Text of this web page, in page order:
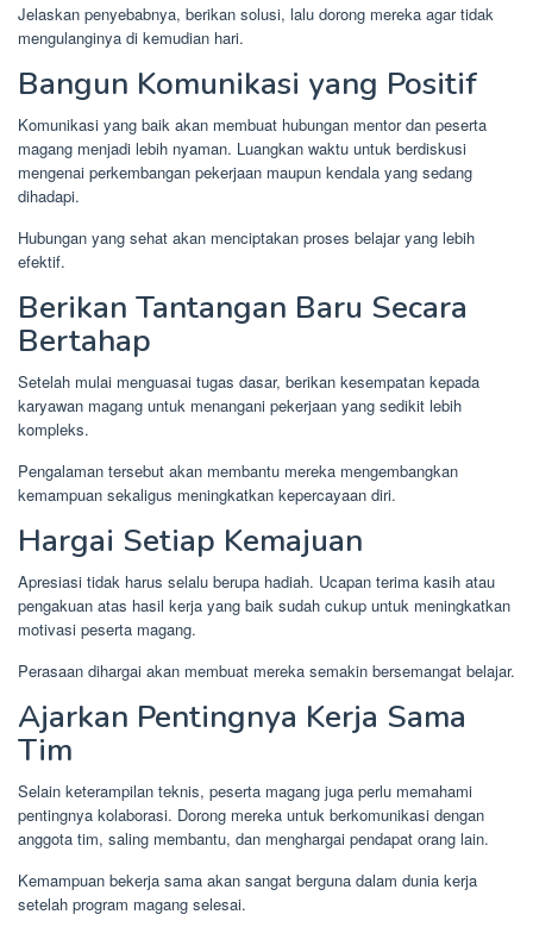
Jelaskan penyebabnya, berikan solusi, lalu dorong mereka agar tidak
mengulanginya di kemudian hari.
Bangun Komunikasi yang Positif
Komunikasi yang baik akan membuat hubungan mentor dan peserta
magang menjadi lebih nyaman. Luangkan waktu untuk berdiskusi
mengenai perkembangan pekerjaan maupun kendala yang sedang
dihadapi.
Hubungan yang sehat akan menciptakan proses belajar yang lebih
efektif.
Berikan Tantangan Baru Secara
Bertahap
Setelah mulai menguasai tugas dasar, berikan kesempatan kepada
karyawan magang untuk menangani pekerjaan yang sedikit lebih
kompleks.
Pengalaman tersebut akan membantu mereka mengembangkan
kemampuan sekaligus meningkatkan kepercayaan diri.
Hargai Setiap Kemajuan
Apresiasi tidak harus selalu berupa hadiah. Ucapan terima kasih atau
pengakuan atas hasil kerja yang baik sudah cukup untuk meningkatkan
motivasi peserta magang.
Perasaan dihargai akan membuat mereka semakin bersemangat belajar.
Ajarkan Pentingnya Kerja Sama
Tim
Selain keterampilan teknis, peserta magang juga perlu memahami
pentingnya kolaborasi. Dorong mereka untuk berkomunikasi dengan
anggota tim, saling membantu, dan menghargai pendapat orang lain.
Kemampuan bekerja sama akan sangat berguna dalam dunia kerja
setelah program magang selesai.